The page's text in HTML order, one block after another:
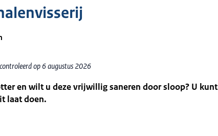
op 6 augustus 2026
en wilt u deze vrijwillig saneren door sloop? U kunt
laat doen.